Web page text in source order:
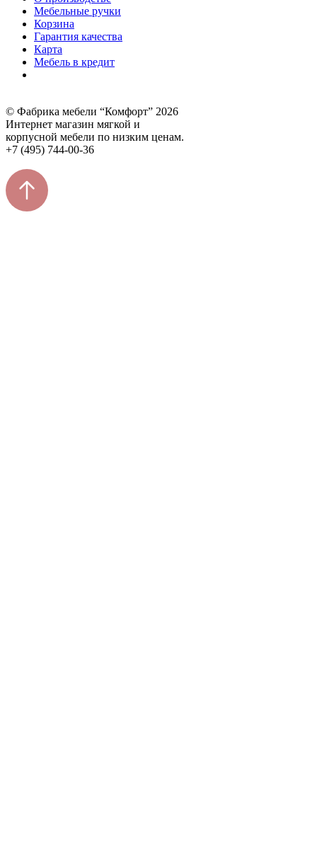
Мебельные ручки
Корзина
Гарантия качества
Карта
Мебель в кредит
© Фабрика мебели “Комфорт” 2026
Интернет магазин мягкой и
корпусной мебели по низким ценам.
+7 (495) 744-00-36